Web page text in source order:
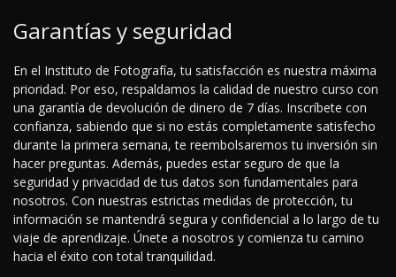
Garantías y seguridad
En el Instituto de Fotografía, tu satisfacción es nuestra máxima
prioridad. Por eso, respaldamos la calidad de nuestro curso con
una garantía de devolución de dinero de 7 días. Inscríbete con
confianza, sabiendo que si no estás completamente satisfecho
durante la primera semana, te reembolsaremos tu inversión sin
hacer preguntas. Además, puedes estar seguro de que la
seguridad y privacidad de tus datos son fundamentales para
nosotros. Con nuestras estrictas medidas de protección, tu
información se mantendrá segura y confidencial a lo largo de tu
viaje de aprendizaje. Únete a nosotros y comienza tu camino
hacia el éxito con total tranquilidad.